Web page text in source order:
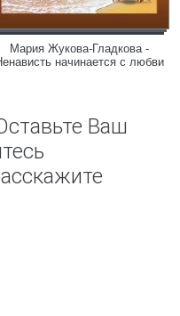
Мария Жукова-Гладкова -
начинается с любви
Ваш